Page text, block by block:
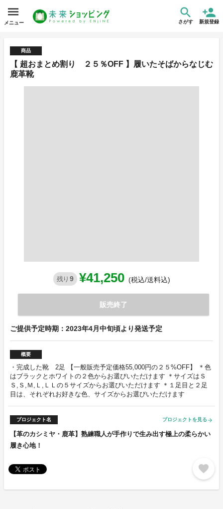
メニュー さがす 新規登録
商品
【 超おまとめ割り ２５％OFF 】履いたそばからなじむ
鹿革靴
残り 9 ¥41,250 (税込/送料込)
販売終了
ご提供予定時期：2023年4月中旬頃より発送予定
概要
・完成した靴 2足 【一般販売予定価格55,000円の２５%OFF】 ＊色
はブラックとホワイトの２色からお選びいただけます ＊サイズはＳ
Ｓ,Ｓ,Ｍ,Ｌ,ＬＬの５サイズからお選びいただけます ＊１足目と２足
目は、それぞれお好きな色、サイズからお選びいただけます
プロジェクト名 プロジェクトを見る arrow_forward
【革のカシミヤ・鹿革】熟練職人が手作りで生み出す極上の柔らかい
履き心地！
favorite